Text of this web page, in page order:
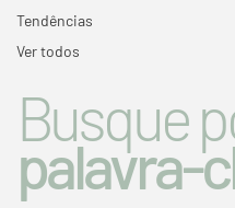
Tendências
Ver todos
Busque
palavra-